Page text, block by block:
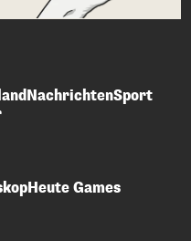
NachrichtenSport
Heute Games